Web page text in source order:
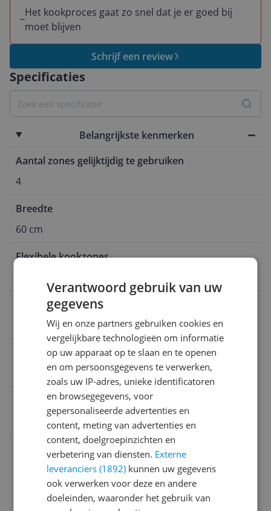
Specificaties
Belangrijkste kenmerken
Aantal zones gelijktijdig te gebruiken
4
Breedte
60 cm
Flexibele kookzones
Type verwarming
Inductie
Aantal fasen
2-fasen
8715393215505
Aansluitingen
Afmetingen
Algemeen
Het kookproces gaat zo snel dat je er goed bij
moet blijven
Schrijf een review
Verantwoord gebruik van uw
gegevens
Wij en onze partners gebruiken cookies en
vergelijkbare technologieën om informatie
op uw apparaat op te slaan en te openen
en om persoonsgegevens te verwerken,
zoals uw IP-adres, unieke identificatoren
en browsegegevens, voor
gepersonaliseerde advertenties en
content, meting van advertenties en
content, doelgroepinzichten en
verbetering van diensten. Externe
leveranciers (1892) kunnen uw gegevens
ook verwerken voor deze en andere
doeleinden, waaronder het gebruik van